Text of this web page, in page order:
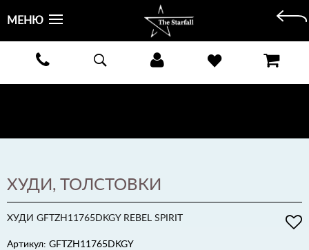
БЕСПЛАТНАЯ ДОСТАВКА КУРЬЕРОМ ИЛИ ПОЧТОЙ ПО ВСЕЙ РОССИИ! ОПЛАТА ПРИ ПОЛУЧЕНИИ
ПОДРОБНЕЕ >
МЕНЮ
ХУДИ, ТОЛСТОВКИ
ХУДИ GFTZH11765DKGY REBEL SPIRIT
Артикул: GFTZH11765DKGY